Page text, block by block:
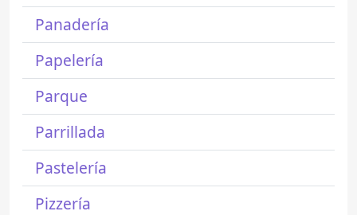
Panadería
Papelería
Parque
Parrillada
Pastelería
Pizzería